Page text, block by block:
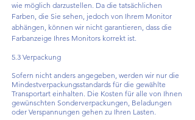
wie möglich darzustellen. Da die tatsächlichen
Farben, die Sie sehen, jedoch von Ihrem Monitor
abhängen, können wir nicht garantieren, dass die
Farbanzeige Ihres Monitors korrekt ist.
5.3 Verpackung
Sofern nicht anders angegeben, werden wir nur die
Mindestverpackungsstandards für die gewählte
Transportart einhalten. Die Kosten für alle von Ihnen
gewünschten Sonderverpackungen, Beladungen
oder Verspannungen gehen zu Ihren Lasten.